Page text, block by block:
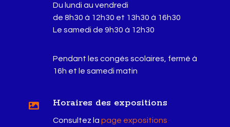
Du lundi au vendredi
de 8h30 à 12h30 et 13h30 à 16h30
Le samedi de 9h30 à 12h30
Pendant les congés scolaires, fermé à
16h et le samedi matin
 Horaires des expositions
Consultez la page expositions